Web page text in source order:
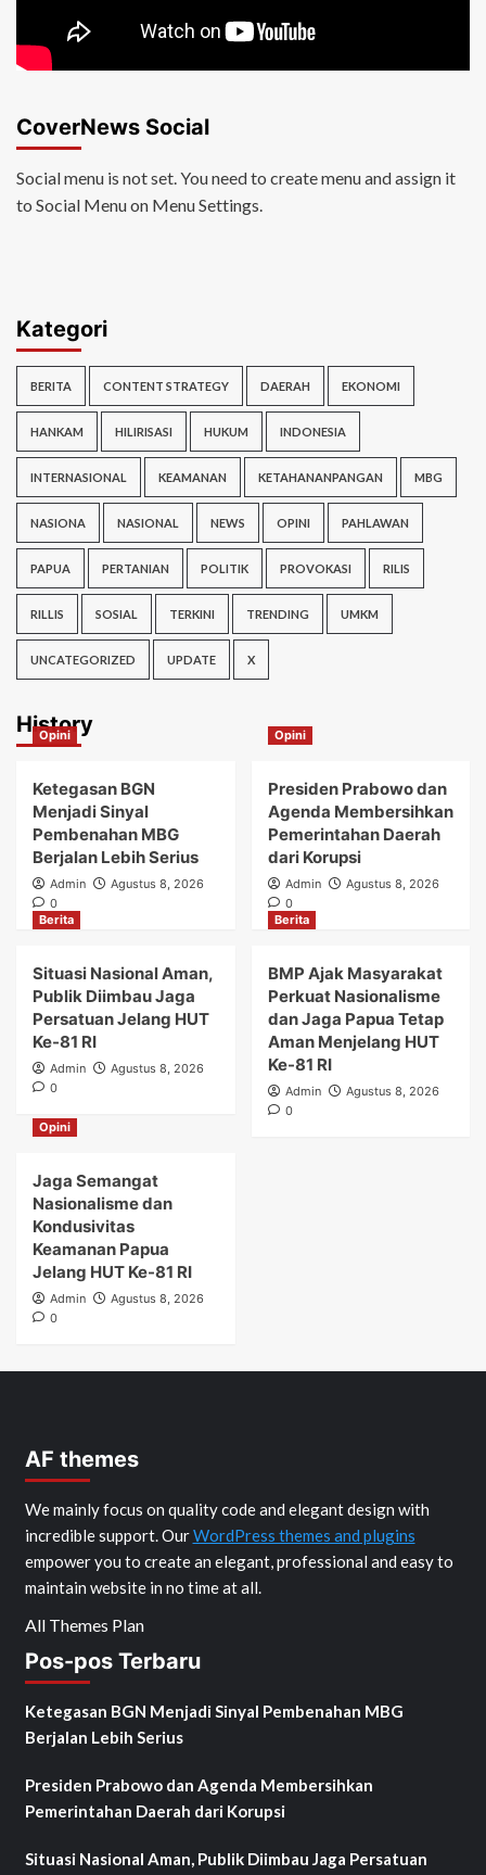
CoverNews Social
Social menu is not set. You need to create menu and assign it
to Social Menu on Menu Settings.
Kategori
BERITA CONTENT STRATEGY DAERAH EKONOMI
HANKAM HILIRISASI HUKUM INDONESIA
INTERNASIONAL KEAMANAN KETAHANANPANGAN MBG
NASIONA NASIONAL NEWS OPINI PAHLAWAN
PAPUA PERTANIAN POLITIK PROVOKASI RILIS
RILLIS SOSIAL TERKINI TRENDING UMKM
UNCATEGORIZED UPDATE X
History
Opini
Ketegasan BGN
Menjadi Sinyal
Pembenahan MBG
Berjalan Lebih Serius
Admin
Agustus 8, 2026
0
Opini
Presiden Prabowo dan
Agenda Membersihkan
Pemerintahan Daerah
dari Korupsi
Admin
Agustus 8, 2026
0
Berita
Situasi Nasional Aman,
Publik Diimbau Jaga
Persatuan Jelang HUT
Ke-81 RI
Admin
Agustus 8, 2026
0
Berita
BMP Ajak Masyarakat
Perkuat Nasionalisme
dan Jaga Papua Tetap
Aman Menjelang HUT
Ke-81 RI
Admin
Agustus 8, 2026
0
Opini
Jaga Semangat
Nasionalisme dan
Kondusivitas
Keamanan Papua
Jelang HUT Ke-81 RI
Admin
Agustus 8, 2026
0
AF themes
We mainly focus on quality code and elegant design with
incredible support. OurWordPress themes and plugins
empower you to create an elegant, professional and easy to
maintain website in no time at all.
All Themes Plan
Pos-pos Terbaru
Ketegasan BGN Menjadi Sinyal Pembenahan MBG
Berjalan Lebih Serius
Presiden Prabowo dan Agenda Membersihkan
Pemerintahan Daerah dari Korupsi
Situasi Nasional Aman, Publik Diimbau Jaga Persatuan